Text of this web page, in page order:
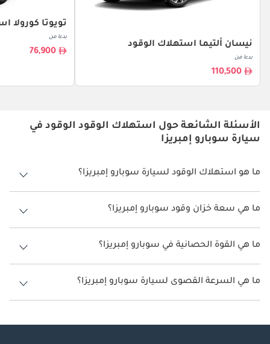
نيسان ألتيما استهلاك الوقود
بدءا من
110,500
تويوتا كورولا
بدءا من
76,900
الأسئلة الشائعة حول استهلاك الوقود الوقود في
سيارة سوبارو إمبريزا
ما هو استهلاك الوقود لسيارة سوبارو إمبريزا؟
يتراوح استهلاك الوقود لسيارة سوبارو إمبريزا بين 13.9 كم/ليتر.
ما هي سعة خزان وقود سوبارو إمبريزا؟
سعة خزان وقود سوبارو إمبريزا 50 ليتر.
ما هي القوة الحصانية في سوبارو إمبريزا؟
تنتج سوبارو إمبريزا قوة 154 حصان.
ما هي السرعة القصوى لسيارة سوبارو إمبريزا؟
السرعة القصوى لسيارة سوبارو إمبريزا هي 208 كم/الساعة.